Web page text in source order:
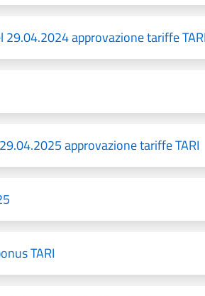
29.04.2024 approvazione tariffe
approvazione tariffe TARI
TARI